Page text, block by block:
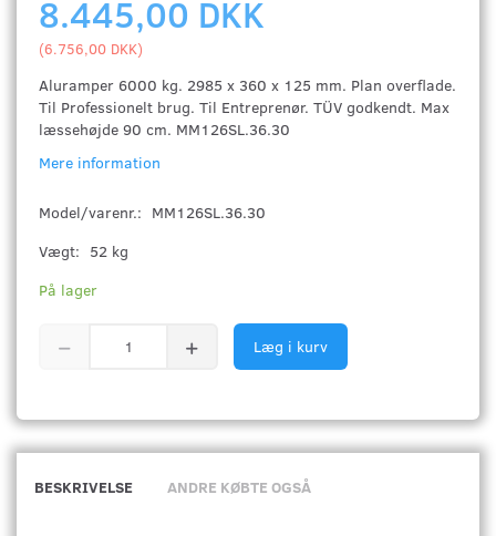
8.445,00 DKK
(6.756,00 DKK)
Aluramper 6000 kg. 2985 x 360 x 125 mm. Plan overflade.
Til Professionelt brug. Til Entreprenør. TÜV godkendt. Max
læssehøjde 90 cm. MM126SL.36.30
Mere information
Model/varenr.: MM126SL.36.30
Vægt: 52 kg
På lager
Læg i kurv
BESKRIVELSE ANDRE KØBTE OGSÅ